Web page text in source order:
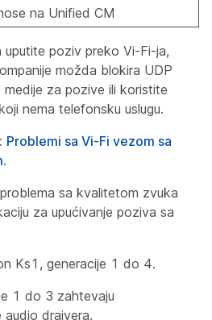
na Unified CM
poziv preko Vi-Fi-ja,
možda blokira UDP
za pozive ili koristite
nema telefonsku uslugu.
Problemi sa Vi-Fi vezom sa
.
sa kvalitetom zvuka
za upućivanje poziva sa
Ks1, generacije 1 do 4.
1 do 3 zahtevaju
audio drajvera.